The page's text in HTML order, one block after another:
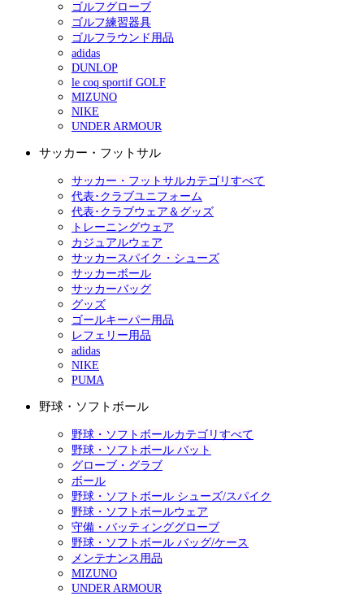
ゴルフグローブ
ゴルフ練習器具
ゴルフラウンド用品
adidas
DUNLOP
le coq sportif GOLF
MIZUNO
NIKE
UNDER ARMOUR
サッカー・フットサル
サッカー・フットサルカテゴリすべて
代表･クラブユニフォーム
代表･クラブウェア＆グッズ
トレーニングウェア
カジュアルウェア
サッカースパイク・シューズ
サッカーボール
サッカーバッグ
グッズ
ゴールキーパー用品
レフェリー用品
adidas
NIKE
PUMA
野球・ソフトボール
野球・ソフトボールカテゴリすべて
野球・ソフトボール バット
グローブ・グラブ
ボール
野球・ソフトボール シューズ/スパイク
野球・ソフトボールウェア
守備・バッティンググローブ
野球・ソフトボール バッグ/ケース
メンテナンス用品
MIZUNO
UNDER ARMOUR